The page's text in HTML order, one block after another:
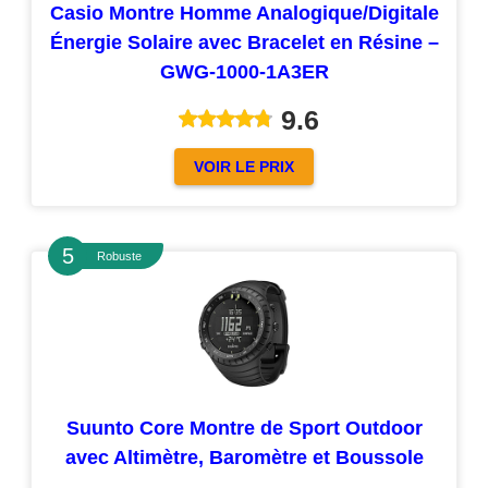
Casio Montre Homme Analogique/Digitale
Énergie Solaire avec Bracelet en Résine –
GWG-1000-1A3ER
9.6
VOIR LE PRIX
Robuste
Suunto Core Montre de Sport Outdoor
avec Altimètre, Baromètre et Boussole